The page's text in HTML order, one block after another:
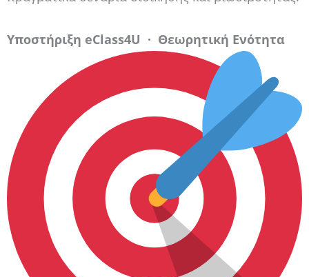
Υποστήριξη eClass4U · Θεωρητική Ενότητα